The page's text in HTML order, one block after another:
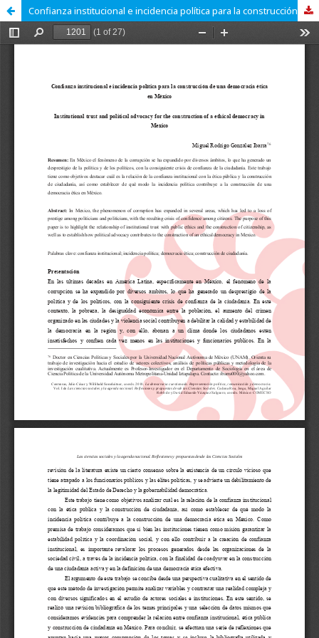
Confianza institucional e incidencia política para la construcción de una democracia ética en México